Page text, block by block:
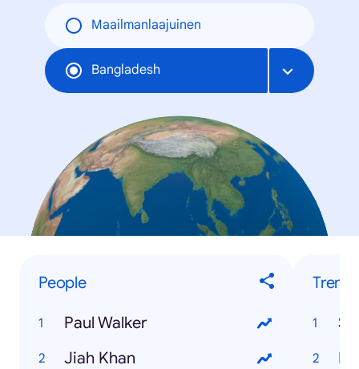
Maailmanlaajuinen
Bangladesh
People
Paul Walker
Jiah Khan